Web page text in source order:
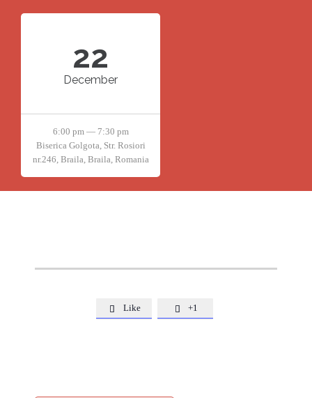
22
December
6:00 pm — 7:30 pm
Biserica Golgota, Str. Rosiori
nr.246, Braila, Braila, Romania
 Like  +1